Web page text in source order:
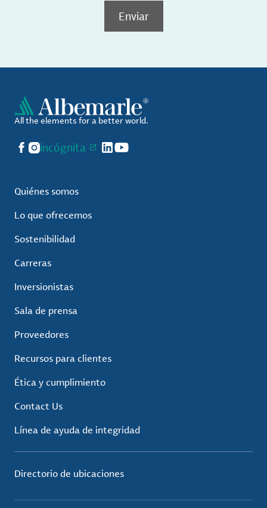
Enviar
All the elements for a better world.
Facebook
Instagram
incógnita LinkedIn
YouTube
Quiénes somos
Lo que ofrecemos
Sostenibilidad
Carreras
Inversionistas
Sala de prensa
Proveedores
Recursos para clientes
Ética y cumplimiento
Contact Us
Línea de ayuda de integridad
Directorio de ubicaciones